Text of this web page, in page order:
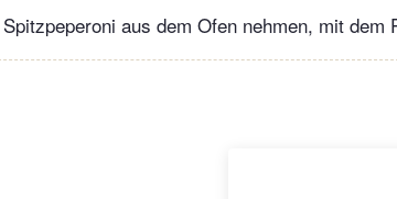
aus dem Ofen nehmen, mit